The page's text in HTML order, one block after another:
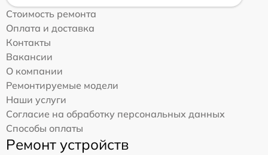
Стоимость ремонта
Оплата и доставка
Контакты
Вакансии
О компании
Ремонтируемые модели
Наши услуги
Согласие на обработку персональных данных
Способы оплаты
Ремонт устройств